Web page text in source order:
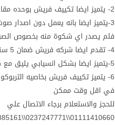
2- يتميز ايضا تكييف فريش بوحده مقاومه للتاكل وضد الصدا وضد التقشير
3-يتميز ايضا بانه يعمل دون
فلم يصدر اي شكوة منه بخصوص
4- تقدم ايضا شركه فريش ضمان 5 سنوات علي الجهاز بالكامل
5-يتميز ايضا بشكل انسيابي يليق مع كل دهانات الغرف
6- يتميز تكييف فريش بخاصيه
في اقل وقت ممكن
للحجز والاستعلام برجاء الاتصال علي
01111410660\\0237247771\\01022885161..